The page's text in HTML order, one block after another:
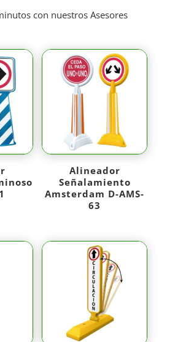
con nuestros Asesores
Alineador
Señalamiento
Amsterdam D-AMS-
63